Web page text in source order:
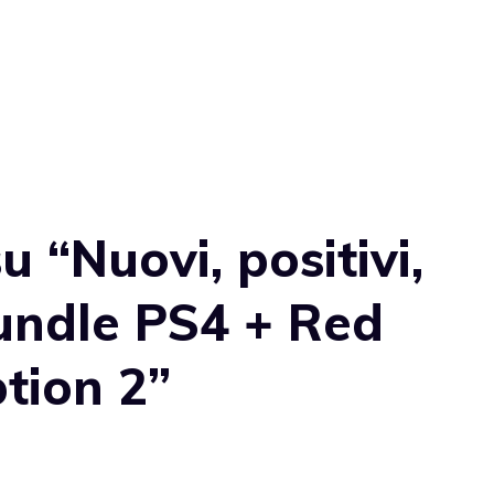
“Nuovi, positivi,
PS4 + Red
2”